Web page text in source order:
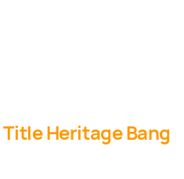
Title Heritage Bang